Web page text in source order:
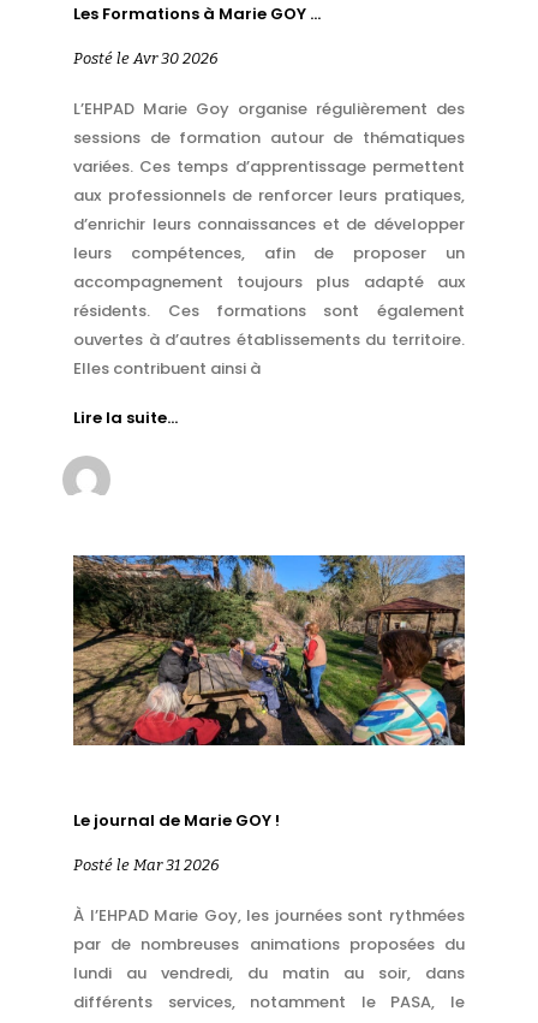
Les Formations à Marie GOY …
Posté le Avr 30 2026
L’EHPAD Marie Goy organise régulièrement des
sessions de formation autour de thématiques
variées. Ces temps d’apprentissage permettent
aux professionnels de renforcer leurs pratiques,
d’enrichir leurs connaissances et de développer
leurs compétences, afin de proposer un
accompagnement toujours plus adapté aux
résidents. Ces formations sont également
ouvertes à d’autres établissements du territoire.
Elles contribuent ainsi à
Lire la suite…
Le journal de Marie GOY !
Posté le Mar 31 2026
À l’EHPAD Marie Goy, les journées sont rythmées
par de nombreuses animations proposées du
lundi au vendredi, du matin au soir, dans
différents services, notamment le PASA, le